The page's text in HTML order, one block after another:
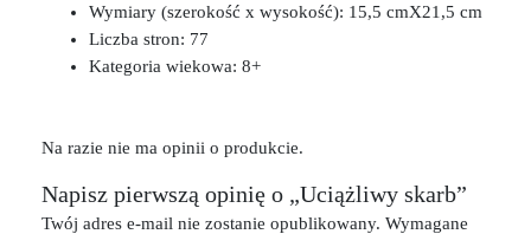
Wymiary (szerokość x wysokość): 15,5 cmX21,5 cm
Liczba stron: 77
Kategoria wiekowa: 8+
Na razie nie ma opinii o produkcie.
Napisz pierwszą opinię o „Uciążliwy skarb”
Twój adres e-mail nie zostanie opublikowany. Wymagane